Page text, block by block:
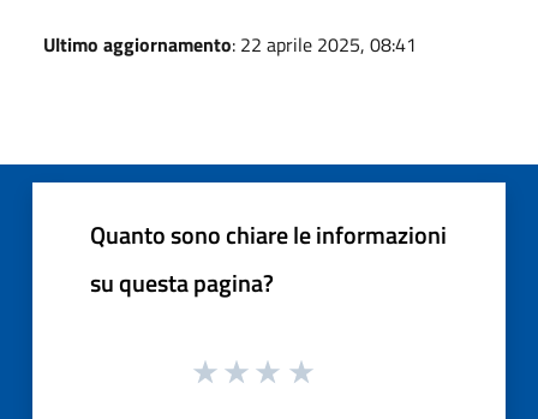
Ultimo aggiornamento: 22 aprile 2025, 08:41
Quanto sono chiare le informazioni
su questa pagina?